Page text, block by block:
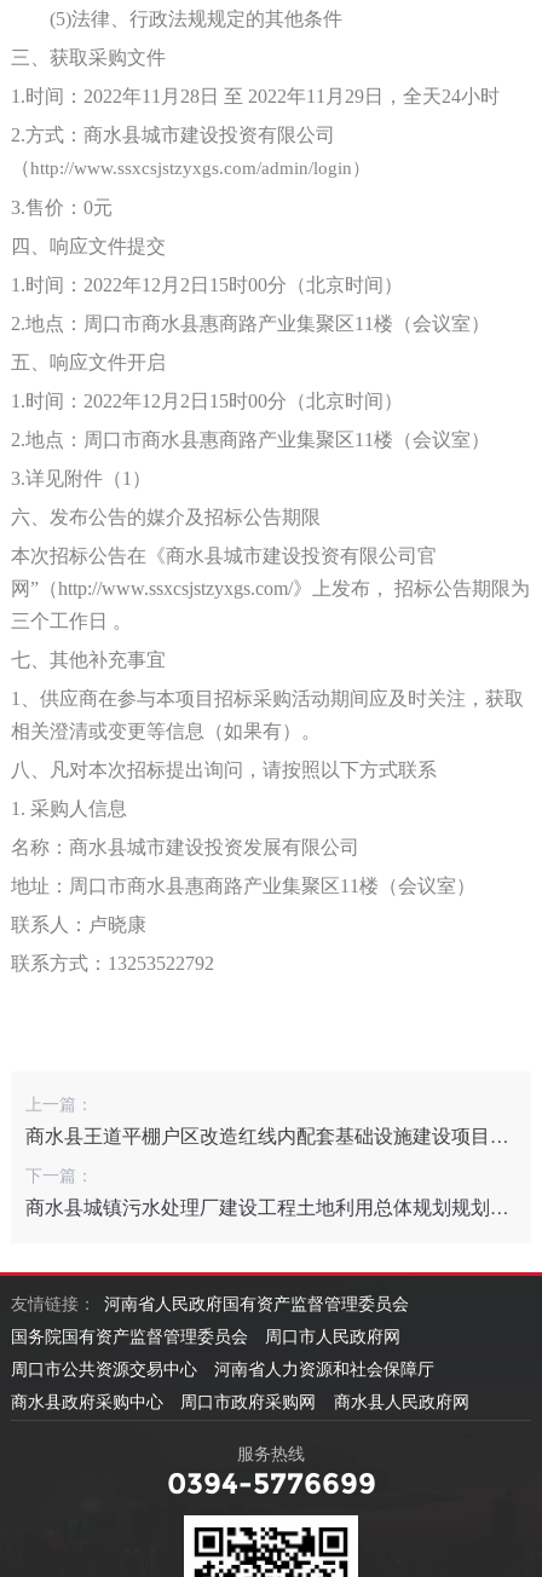
(5)法律、行政法规规定的其他条件
三、获取采购文件
1.时间：2022年11月 28日 至 2022年11 月 29日，全天24小时
2.方式：商水县城市建设投资有限公司
（http://www.ssxcsjstzyxgs.com/admin/login）
3.售价：0元
四、响应文件提交
1.时间：2022年12 月 2 日 15时00分（北京时间）
2.地点：周口市商水县惠商路产业集聚区11楼（会议室）
五、响应文件开启
1.时间：2022年1 2 月 2 日 15时00分（北京时间）
2.地点：周口市商水县惠商路产业集聚区11楼（会议室）
3.详见附件（1）
六、发布公告的媒介及招标公告期限
本次招标公告在《商水县城市建设投资有限公司官
网”（http://www.ssxcsjstzyxgs.com/》上发布， 招标公告期限为
三个工作日 。
七、其他补充事宜
1、供应商在参与本项目招标采购活动期间应及时关注，获取
相关澄清或变更等信息（如果有）。
八、凡对本次招标提出询问，请按照以下方式联系
1. 采购人信息
名称：商水县城市建设投资发展有限公司
地址：周口市商水县惠商路产业集聚区11楼（会议室）
联系人：卢晓康
联系方式： 13253522792
上一篇：
商水县王道平棚户区改造红线内配套基础设施建设项目可研报告编制
下一篇：
商水县城镇污水处理厂建设工程土地利用总体规划规划调整技术服务
友情链接：
河南省人民政府国有资产监督管理委员会
国务院国有资产监督管理委员会
周口市人民政府网
周口市公共资源交易中心
河南省人力资源和社会保障厅
商水县政府采购中心
周口市政府采购网 商水县人民政府网
服务热线
0394-5776699